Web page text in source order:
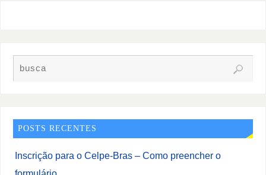
POSTS RECENTES
Inscrição para o Celpe-Bras – Como preencher o